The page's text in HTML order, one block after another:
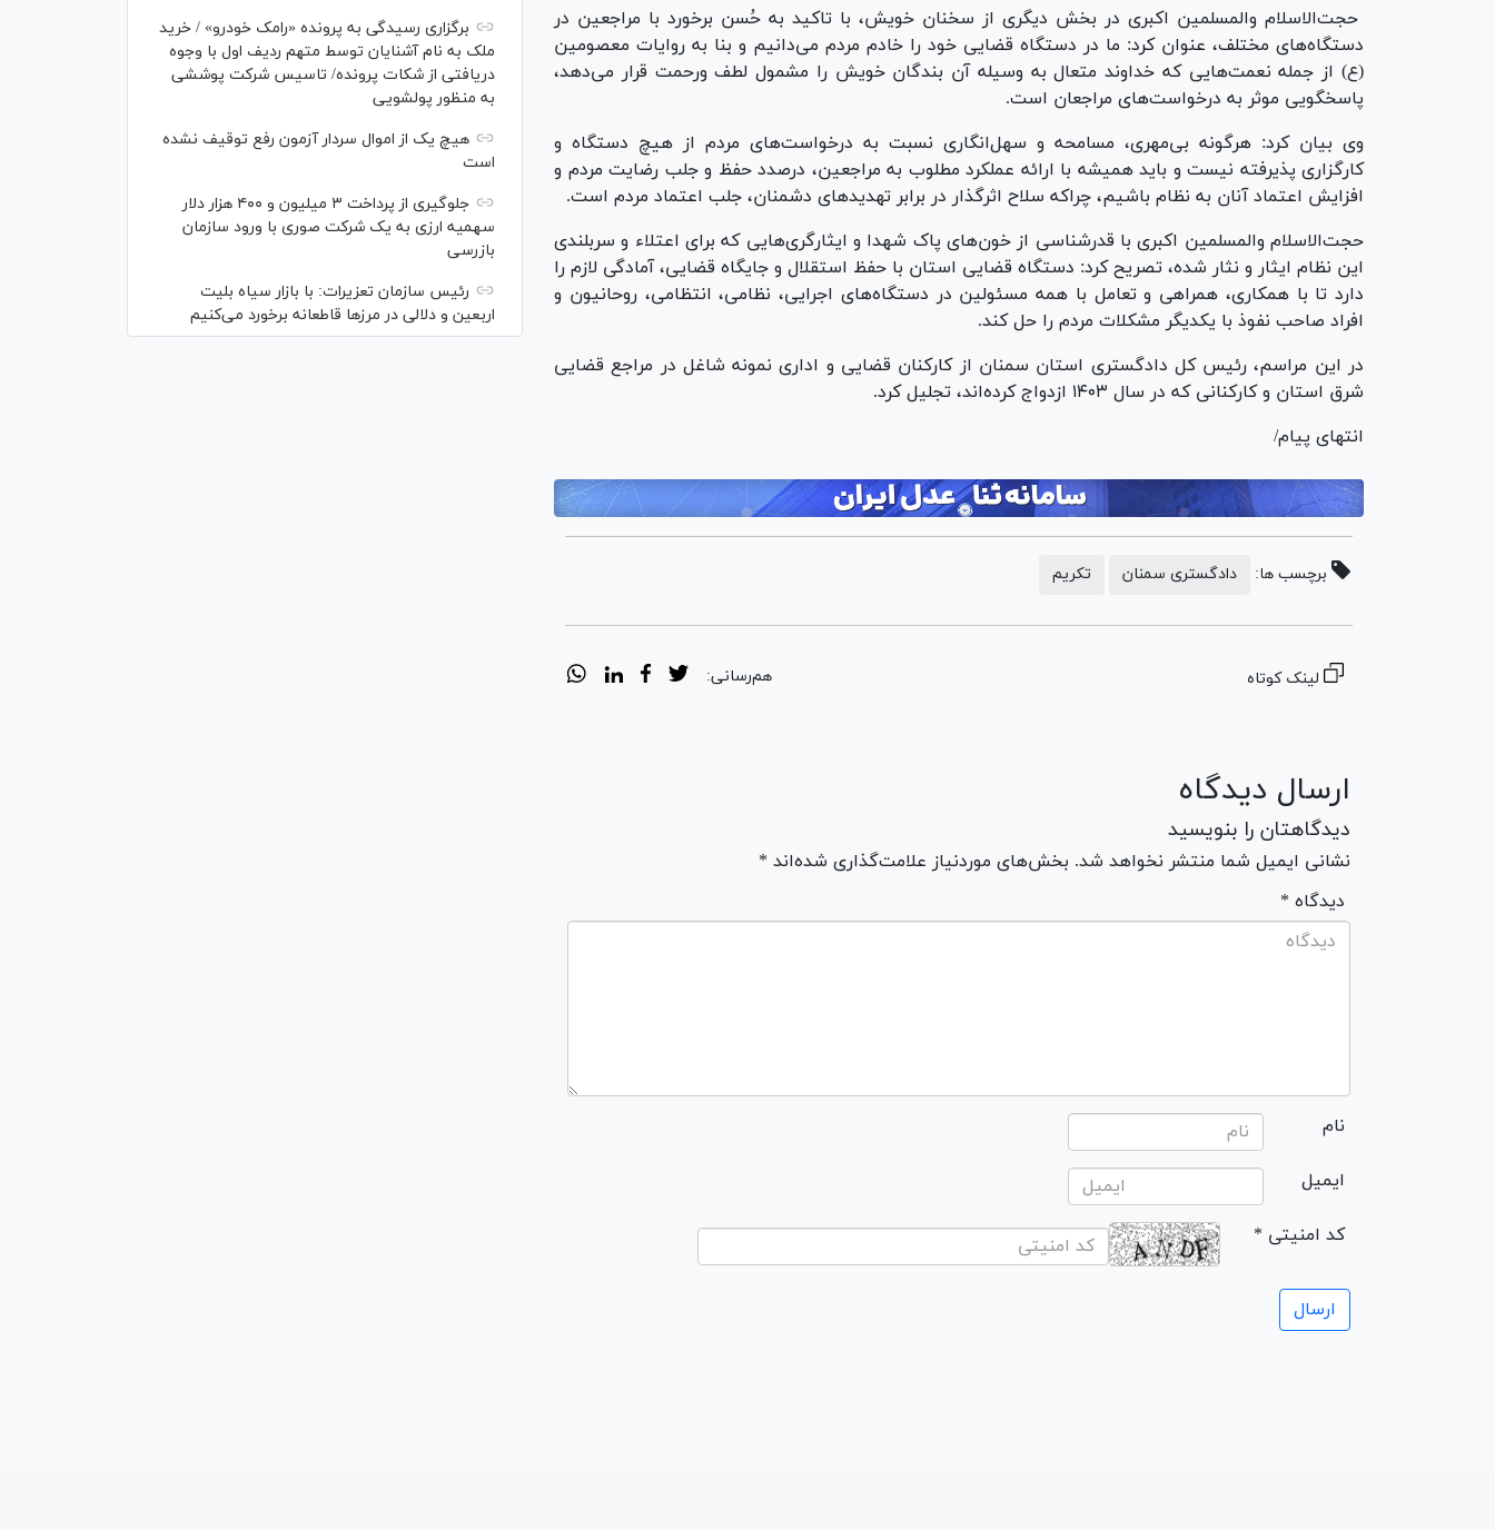
حجت‌الاسلام والمسلمین اکبری در بخش دیگری از سخنان خویش، با تاکید به حُسن برخورد با مراجعین در
دستگاه‌های مختلف، عنوان کرد: ما در دستگاه قضایی خود را خادم مردم می‌دانیم و بنا به روایات معصومین
(ع) از جمله نعمت‌هایی که خداوند متعال به وسیله آن بندگان خویش را مشمول لطف ورحمت قرار می‌دهد،
پاسخگویی موثر به درخواست‌های مراجعان است.
وی بیان کرد: هرگونه بی‌مهری، مسامحه و سهل‌انگاری نسبت به درخواست‌های مردم از هیچ دستگاه و
کارگزاری پذیرفته نیست و باید همیشه با ارائه عملکرد مطلوب به مراجعین، درصدد حفظ و جلب رضایت مردم و
افزایش اعتماد آنان به نظام باشیم، چراکه سلاح اثرگذار در برابر تهدید‌های دشمنان، جلب اعتماد مردم است.
حجت‌الاسلام والمسلمین اکبری با قدرشناسی از خون‌های پاک شهدا و ایثارگری‌هایی که برای اعتلاء و سربلندی
این نظام ایثار و نثار شده، تصریح کرد: دستگاه قضایی استان با حفظ استقلال و جایگاه قضایی، آمادگی لازم را
دارد تا با همکاری، همراهی و تعامل با همه مسئولین در دستگاه‌های اجرایی، نظامی، انتظامی، روحانیون و
افراد صاحب نفوذ با یکدیگر مشکلات مردم را حل کند.
در این مراسم، رئیس کل دادگستری استان سمنان از کارکنان قضایی و اداری نمونه شاغل در مراجع قضایی
شرق استان و کارکنانی که در سال ۱۴۰۳ ازدواج کرده‌اند، تجلیل کرد.
انتهای پیام/
برچسب ها: دادگستری سمنان تکریم
لینک کوتاه هم‌رسانی:
ارسال دیدگاه
دیدگاهتان را بنویسید
نشانی ایمیل شما منتشر نخواهد شد. بخش‌های موردنیاز علامت‌گذاری شده‌اند *
* دیدگاه
نام
ایمیل
* کد امنیتی
برگزاری رسیدگی به پرونده «رامک خودرو» / خرید
ملک به نام آشنایان توسط متهم ردیف اول با وجوه
دریافتی از شکات پرونده/ تاسیس شرکت پوششی
به منظور پولشویی
هیچ یک از اموال سردار آزمون رفع توقیف نشده
است
جلوگیری از پرداخت ۳ میلیون و ۴۰۰ هزار دلار
سهمیه ارزی به یک شرکت صوری با ورود سازمان
بازرسی
رئیس سازمان تعزیرات: با بازار سیاه بلیت
اربعین و دلالی در مرز‌ها قاطعانه برخورد می‌کنیم